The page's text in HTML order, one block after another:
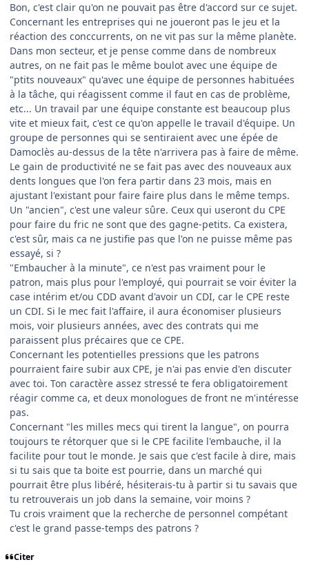
Bon, c'est clair qu'on ne pouvait pas être d'accord sur ce sujet.
Concernant les entreprises qui ne joueront pas le jeu et la
réaction des conccurrents, on ne vit pas sur la même planète.
Dans mon secteur, et je pense comme dans de nombreux
autres, on ne fait pas le même boulot avec une équipe de
"ptits nouveaux" qu'avec une équipe de personnes habituées
à la tâche, qui réagissent comme il faut en cas de problème,
etc... Un travail par une équipe constante est beaucoup plus
vite et mieux fait, c'est ce qu'on appelle le travail d'équipe. Un
groupe de personnes qui se sentiraient avec une épée de
Damoclès au-dessus de la tête n'arrivera pas à faire de même.
Le gain de productivité ne se fait pas avec des nouveaux aux
dents longues que l'on fera partir dans 23 mois, mais en
ajustant l'existant pour faire faire plus dans le même temps.
Un "ancien", c'est une valeur sûre. Ceux qui useront du CPE
pour faire du fric ne sont que des gagne-petits. Ca existera,
c'est sûr, mais ca ne justifie pas que l'on ne puisse même pas
essayé, si ?
"Embaucher à la minute", ce n'est pas vraiment pour le
patron, mais plus pour l'employé, qui pourrait se voir éviter la
case intérim et/ou CDD avant d'avoir un CDI, car le CPE reste
un CDI. Si le mec fait l'affaire, il aura économiser plusieurs
mois, voir plusieurs années, avec des contrats qui me
paraissent plus précaires que ce CPE.
Concernant les potentielles pressions que les patrons
pourraient faire subir aux CPE, je n'ai pas envie d'en discuter
avec toi. Ton caractère assez stressé te fera obligatoirement
réagir comme ca, et deux monologues de front ne m'intéresse
pas.
Concernant "les milles mecs qui tirent la langue", on pourra
toujours te rétorquer que si le CPE facilite l'embauche, il la
facilite pour tout le monde. Je sais que c'est facile à dire, mais
si tu sais que ta boite est pourrie, dans un marché qui
pourrait être plus libéré, hésiterais-tu à partir si tu savais que
tu retrouverais un job dans la semaine, voir moins ?
Tu crois vraiment que la recherche de personnel compétant
c'est le grand passe-temps des patrons ?
Citer